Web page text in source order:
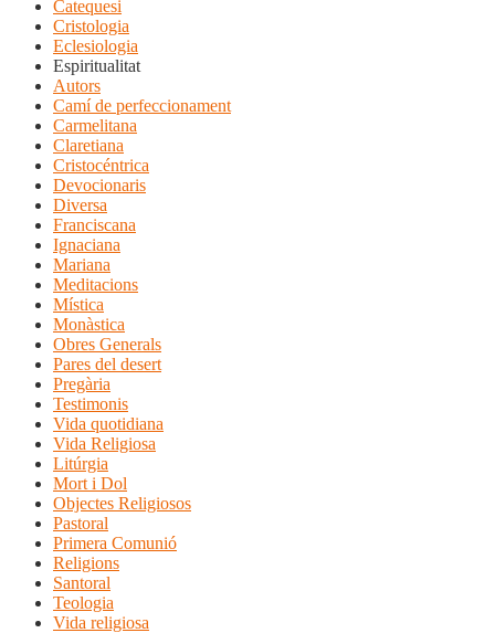
Catequesi
Cristologia
Eclesiologia
Espiritualitat
Autors
Camí de perfeccionament
Carmelitana
Claretiana
Cristocéntrica
Devocionaris
Diversa
Franciscana
Ignaciana
Mariana
Meditacions
Mística
Monàstica
Obres Generals
Pares del desert
Pregària
Testimonis
Vida quotidiana
Vida Religiosa
Litúrgia
Mort i Dol
Objectes Religiosos
Pastoral
Primera Comunió
Religions
Santoral
Teologia
Vida religiosa